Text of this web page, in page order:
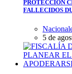
PROTECCIÓN
FALLECIDOS
5 de